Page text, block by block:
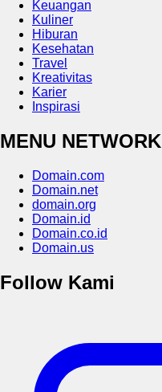
Keuangan
Kuliner
Hiburan
Kesehatan
Travel
Kreativitas
Karier
Inspirasi
MENU NETWORK
Domain.com
Domain.net
domain.org
Domain.id
Domain.co.id
Domain.us
Follow Kami